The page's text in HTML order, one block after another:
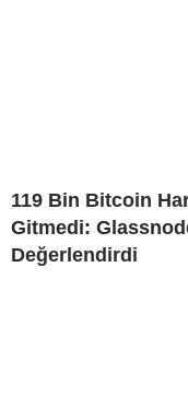
119 Bin Bitcoin
Gitmedi:
Değerlendirdi